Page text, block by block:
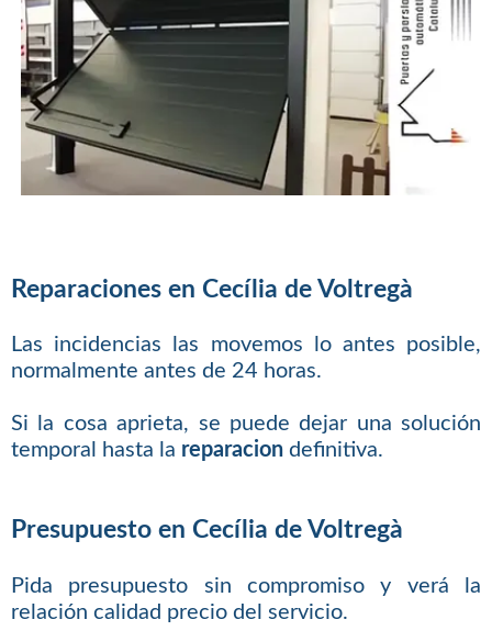
Reparaciones en Cecília de Voltregà
Las incidencias las movemos lo antes posible,
normalmente antes de 24 horas.
Si la cosa aprieta, se puede dejar una solución
temporal hasta la reparaciondefinitiva.
Presupuesto en Cecília de Voltregà
Pida presupuesto sin compromiso y verá la
relación calidad precio del servicio.